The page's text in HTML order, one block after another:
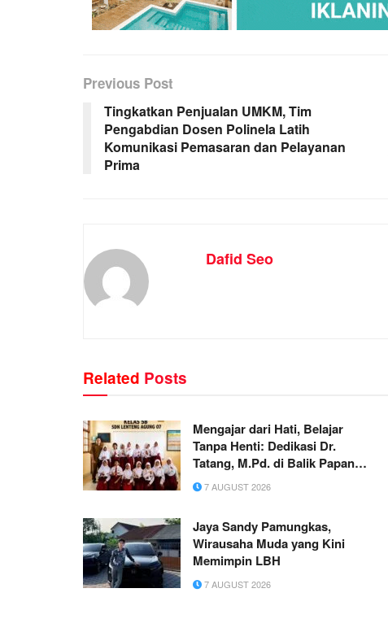
Previous Post
Tingkatkan Penjualan UMKM, Tim
Pengabdian Dosen Polinela Latih
Komunikasi Pemasaran dan Pelayanan
Prima
Dafid Seo
Related Posts
Mengajar dari Hati, Belajar
Tanpa Henti: Dedikasi Dr.
Tatang, M.Pd. di Balik Papan
Tulis SD
7 AUGUST 2026
Jaya Sandy Pamungkas,
Wirausaha Muda yang Kini
Memimpin LBH
7 AUGUST 2026